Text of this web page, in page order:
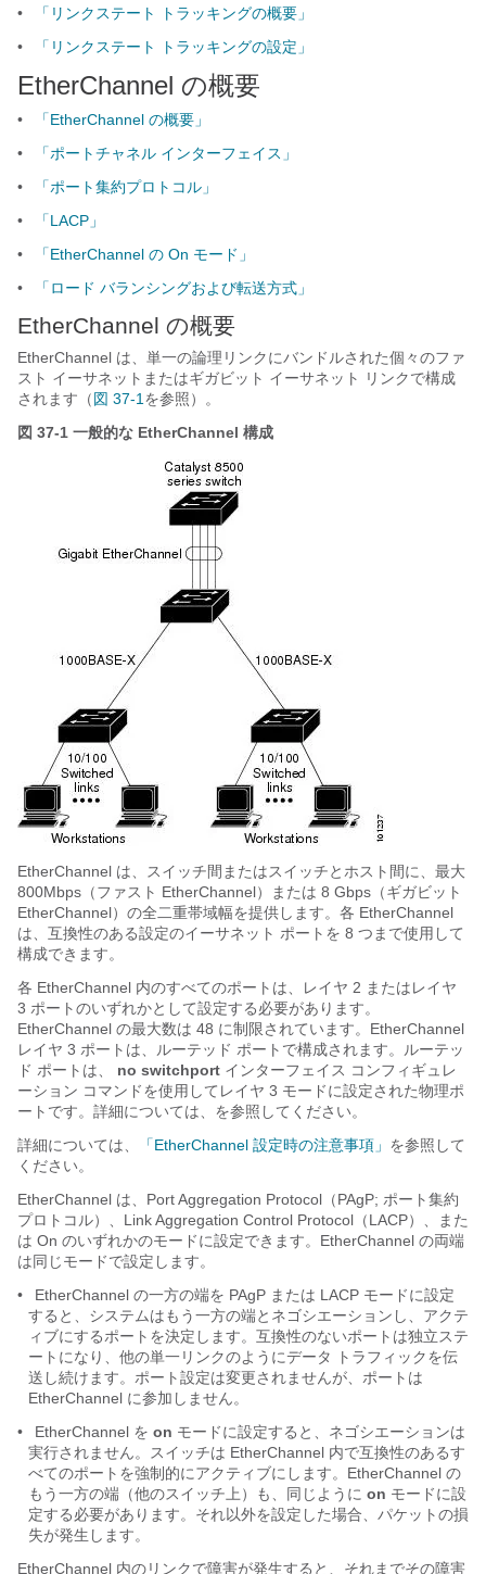
•
「リンクステート トラッキングの概要」
•
「リンクステート トラッキングの設定」
EtherChannel の概要
•
「EtherChannel の概要」
•
「ポートチャネル インターフェイス」
•
「ポート集約プロトコル」
•
「LACP」
•
「EtherChannel の On モード」
•
「ロード バランシングおよび転送方式」
EtherChannel の概要
EtherChannel は、単一の論理リンクにバンドルされた個々のファ
スト イーサネットまたはギガビット イーサネット リンクで構成
されます（図 37-1 を参照）。
図 37-1 一般的な EtherChannel 構成
EtherChannel は、スイッチ間またはスイッチとホスト間に、最大
800Mbps（ファスト EtherChannel）または 8 Gbps（ギガビット
EtherChannel）の全二重帯域幅を提供します。各 EtherChannel
は、互換性のある設定のイーサネット ポートを 8 つまで使用して
構成できます。
各 EtherChannel 内のすべてのポートは、レイヤ 2 またはレイヤ
3 ポートのいずれかとして設定する必要があります。
EtherChannel の最大数は 48 に制限されています。EtherChannel
レイヤ 3 ポートは、ルーテッド ポートで構成されます。ルーテッ
ド ポートは、
no switchport インターフェイス コンフィギュレ
ーション コマンドを使用してレイヤ 3 モードに設定された物理ポ
ートです。詳細については、 を参照してください。
詳細については、
「EtherChannel 設定時の注意事項」 を参照して
ください。
EtherChannel は、Port Aggregation Protocol（PAgP; ポート集約
プロトコル）、Link Aggregation Control Protocol（LACP）、また
は On のいずれかのモードに設定できます。EtherChannel の両端
は同じモードで設定します。
•
EtherChannel の一方の端を PAgP または LACP モードに設定
すると、システムはもう一方の端とネゴシエーションし、アクテ
ィブにするポートを決定します。互換性のないポートは独立ステ
ートになり、他の単一リンクのようにデータ トラフィックを伝
送し続けます。ポート設定は変更されませんが、ポートは
EtherChannel に参加しません。
•
EtherChannel を on モードに設定すると、ネゴシエーションは
実行されません。スイッチは EtherChannel 内で互換性のあるす
べてのポートを強制的にアクティブにします。EtherChannel の
もう一方の端（他のスイッチ上）も、同じように on モードに設
定する必要があります。それ以外を設定した場合、パケットの損
失が発生します。
EtherChannel 内のリンクで障害が発生すると、それまでその障害